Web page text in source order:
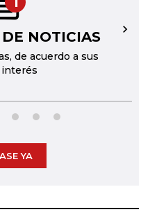
NOTICIAS
de acuerdo a sus
→
YA